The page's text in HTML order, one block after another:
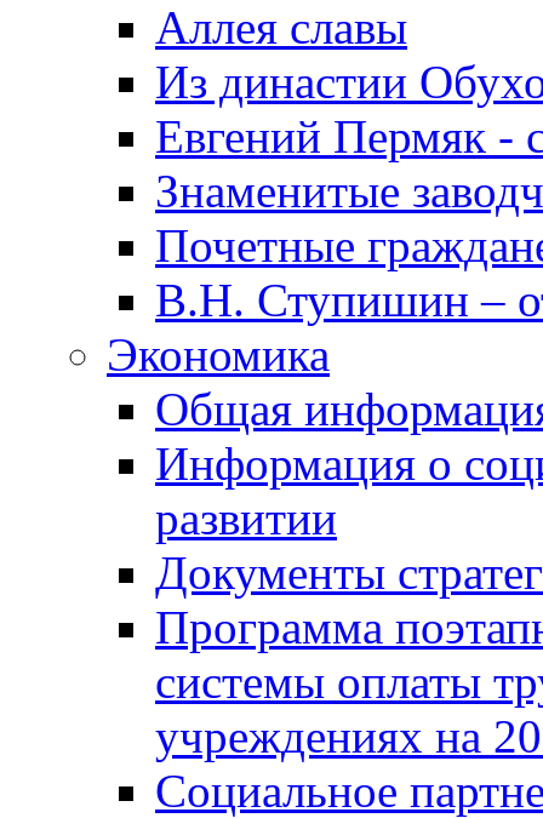
Аллея славы
Из династии
Евгений Пермяк -
Знаменитые
Почетные
В.Н. Ступишин –
Экономика
Общая
Информация о
развитии
Документы
Программа
системы оплаты
учреждениях на
Социальное